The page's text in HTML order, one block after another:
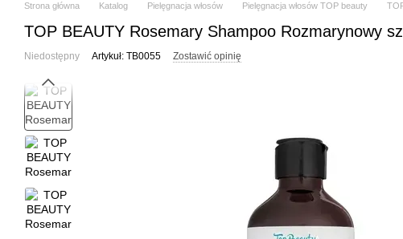
Strona główna Katalog Pielęgnacja włosów Pielęgnacja włosów TOP beauty
TOP BEAUTY Rosemary Shampoo Rozmarynowy
Niedostępny Artykuł: TB0055 Zostawić opinię